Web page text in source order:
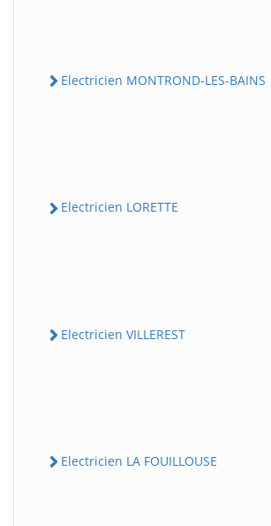
Electricien MONTROND-LES-BAINS
Electricien LORETTE
Electricien VILLEREST
Electricien LA FOUILLOUSE